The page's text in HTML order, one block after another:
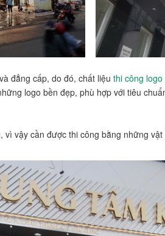
đẳng cấp, do đó, chất liệu thi công logo
logo bền đẹp, phù hợp với tiêu
vậy cần được thi công bằng những